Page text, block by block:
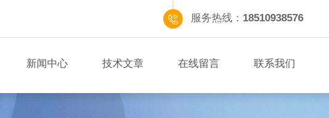
服务热线： 18510938576
新闻中心 技术文章 在线留言 联系我们